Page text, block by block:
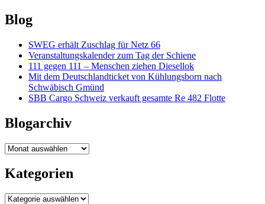
Blog
SWEG erhält Zuschlag für Netz 66
Veranstaltungskalender zum Tag der Schiene
111 gegen 111 – Menschen ziehen Diesellok
Mit dem Deutschlandticket von Kühlungsborn nach
Schwäbisch Gmünd
SBB Cargo Schweiz verkauft gesamte Re 482 Flotte
Blogarchiv
Blogarchiv
Kategorien
Kategorien